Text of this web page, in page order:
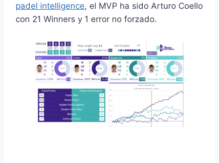
padel intelligence, el MVP ha sido Arturo Coello
con 21 Winners y 1 error no forzado.